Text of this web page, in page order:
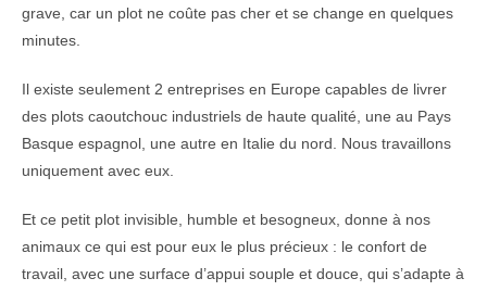
grave, car un plot ne coûte pas cher et se change en quelques
minutes.
Il existe seulement 2 entreprises en Europe capables de livrer
des plots caoutchouc industriels de haute qualité, une au Pays
Basque espagnol, une autre en Italie du nord. Nous travaillons
uniquement avec eux.
Et ce petit plot invisible, humble et besogneux, donne à nos
animaux ce qui est pour eux le plus précieux : le confort de
travail, avec une surface d’appui souple et douce, qui s’adapte à